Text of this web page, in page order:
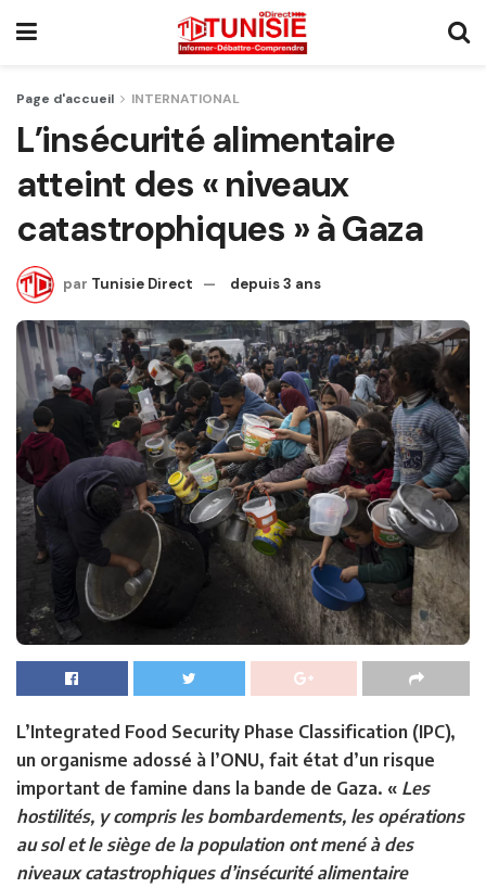
Page d'accueil INTERNATIONAL
L’insécurité alimentaire
atteint des « niveaux
catastrophiques » à Gaza
par Tunisie Direct depuis 3 ans
L’Integrated Food Security Phase Classification (IPC),
un organisme adossé à l’ONU, fait état d’un risque
important de famine dans la bande de Gaza. « Les
hostilités, y compris les bombardements, les opérations
au sol et le siège de la population ont mené à des
niveaux catastrophiques d’insécurité alimentaire